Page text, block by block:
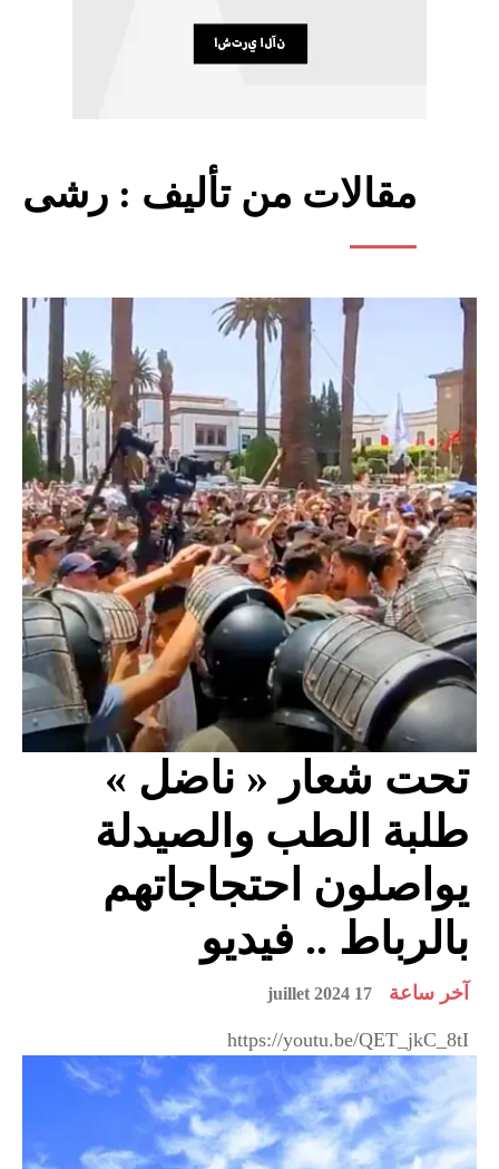
مقالات من تأليف : رشى
تحت شعار « ناضل »
طلبة الطب والصيدلة
يواصلون احتجاجاتهم
بالرباط .. فيديو
آخر ساعة 17 juillet 2024
https://youtu.be/QET_jkC_8tI